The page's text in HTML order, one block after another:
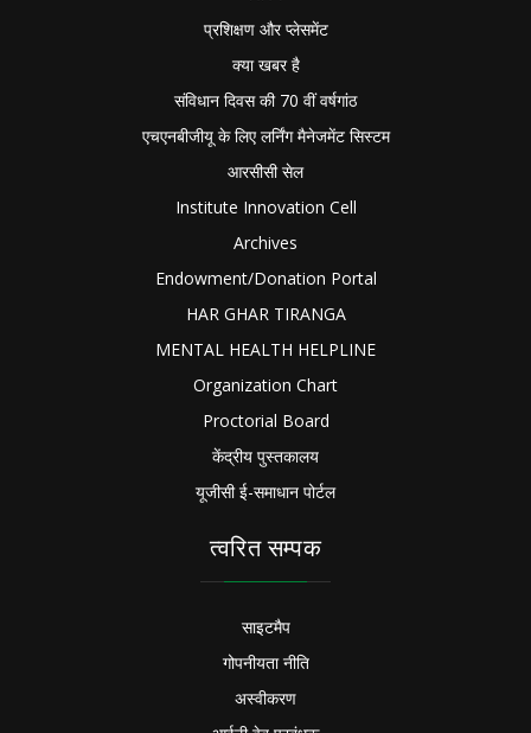
प्रशिक्षण और प्लेसमेंट
क्या खबर है
संविधान दिवस की 70 वीं वर्षगांठ
एचएनबीजीयू के लिए लर्निंग मैनेजमेंट सिस्टम
आरसीसी सेल
Institute Innovation Cell
Archives
Endowment/Donation Portal
HAR GHAR TIRANGA
MENTAL HEALTH HELPLINE
Organization Chart
Proctorial Board
केंद्रीय पुस्तकालय
यूजीसी ई-समाधान पोर्टल
त्वरित सम्पक
साइटमैप
गोपनीयता नीति
अस्वीकरण